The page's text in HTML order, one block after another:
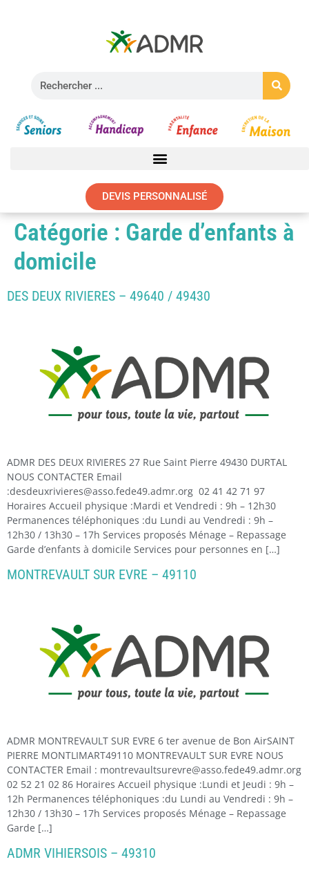
DEVIS PERSONNALISÉ
Catégorie : Garde d’enfants à
domicile
DES DEUX RIVIERES – 49640 / 49430
ADMR DES DEUX RIVIERES 27 Rue Saint Pierre 49430 DURTAL
NOUS CONTACTER Email
:desdeuxrivieres@asso.fede49.admr.org 02 41 42 71 97
Horaires Accueil physique :Mardi et Vendredi : 9h – 12h30
Permanences téléphoniques :du Lundi au Vendredi : 9h –
12h30 / 13h30 – 17h Services proposés Ménage – Repassage
Garde d’enfants à domicile Services pour personnes en […]
MONTREVAULT SUR EVRE – 49110
ADMR MONTREVAULT SUR EVRE 6 ter avenue de Bon AirSAINT
PIERRE MONTLIMART49110 MONTREVAULT SUR EVRE NOUS
CONTACTER Email : montrevaultsurevre@asso.fede49.admr.org
02 52 21 02 86 Horaires Accueil physique :Lundi et Jeudi : 9h –
12h Permanences téléphoniques :du Lundi au Vendredi : 9h –
12h30 / 13h30 – 17h Services proposés Ménage – Repassage
Garde […]
ADMR VIHIERSOIS – 49310